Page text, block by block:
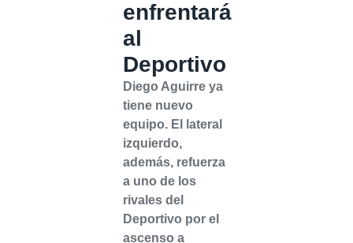
enfrentará
al
Deportivo
Diego Aguirre ya
tiene nuevo
equipo. El lateral
izquierdo,
además, refuerza
a uno de los
rivales del
Deportivo por el
ascenso a